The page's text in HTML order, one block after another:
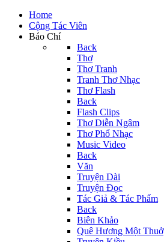
Home
Cộng Tác Viên
Báo Chí
Back
Thơ
Thơ Tranh
Tranh Thơ Nhạc
Thơ Flash
Back
Flash Clips
Thơ Diễn Ngâm
Thơ Phổ Nhạc
Music Video
Back
Văn
Truyện Dài
Truyện Đọc
Tác Giả & Tác Phẩm
Back
Biên Khảo
Quê Hương Một Thuở